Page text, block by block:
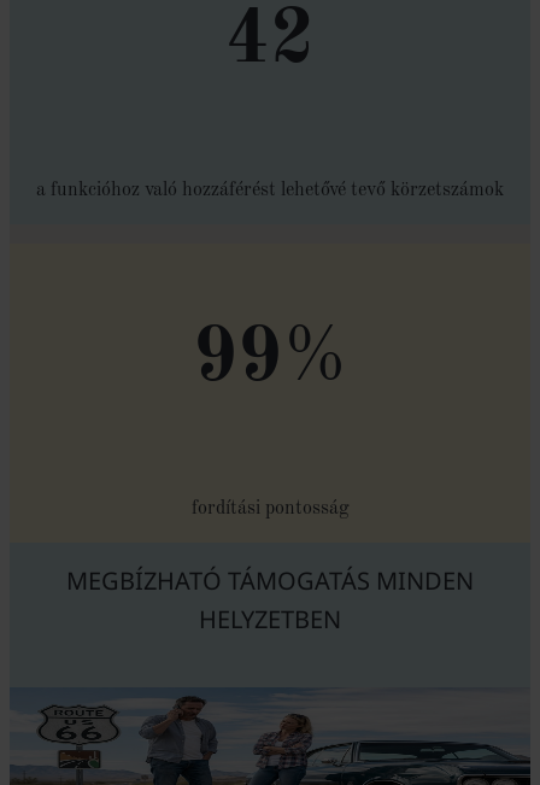
42
a funkcióhoz való hozzáférést lehetővé tevő körzetszámok
99%
fordítási pontosság
MEGBÍZHATÓ TÁMOGATÁS MINDEN
HELYZETBEN